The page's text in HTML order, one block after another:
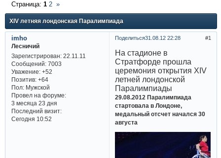
XIV летняя лондонская Паралимпиада
Страница: 1 2 »
Поделиться 1
31.08.12 22:28
imho
Лесничий
Зарегистрирован: 22.11.11
Сообщений:7003
Уважение: +52
Позитив: +64
Пол:Мужской
Провел на форуме:
3 месяца 23 дня
Последний визит:
Сегодня 10:52
На стадионе в
Стратфорде прошла
церемония открытия XIV
летней лондонской
Паралимпиады
29.08.2012 Паралимпиада
стартовала в Лондоне,
медальный отсчет начался 30
августа